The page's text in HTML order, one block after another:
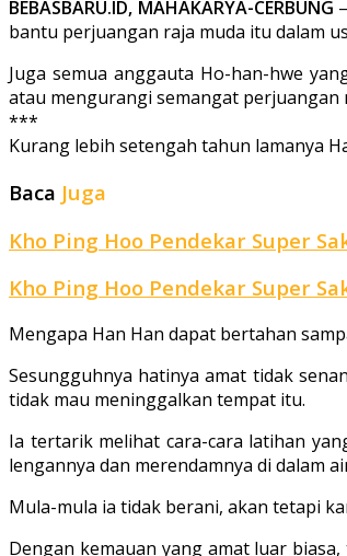
BEBASBARU.ID, MAHAKARYA-CERBUNG
bantu perjuangan raja muda itu dalam
Juga semua anggauta Ho-han-hwe
atau mengurangi semangat perjuangan
***
Kurang lebih setengah tahun lamanya
Baca Juga
Kho Ping Hoo Pendekar Super
Kho Ping Hoo Pendekar Super
Mengapa Han Han dapat bertahan
Sesungguhnya hatinya amat tidak
tidak mau meninggalkan tempat itu.
Ia tertarik melihat cara-cara latihan
lengannya dan merendamnya di dalam
Mula-mula ia tidak berani, akan tetapi
Dengan kemauan yang amat luar